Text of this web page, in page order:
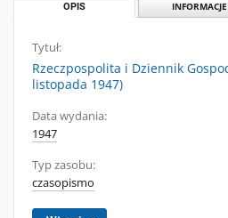
OPIS INFORMACJE
Tytuł:
Rzeczpospolita i Dziennik
listopada 1947)
Data wydania:
1947
Typ zasobu:
czasopismo